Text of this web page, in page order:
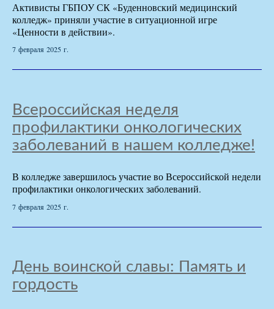
Активисты ГБПОУ СК «Буденновский медицинский
колледж» приняли участие в ситуационной игре
«Ценности в действии».
7 февраля 2025 г.
Всероссийская неделя
профилактики онкологических
заболеваний в нашем колледже!
В колледже завершилось участие во Всероссийской недели
профилактики онкологических заболеваний.
7 февраля 2025 г.
День воинской славы: Память и
гордость